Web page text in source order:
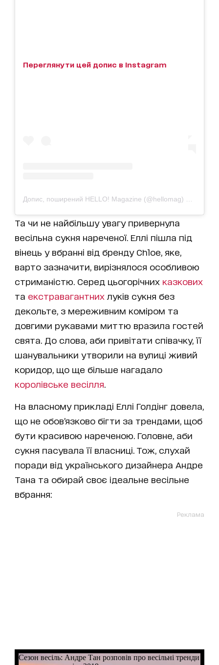
Переглянути цей допис в Instagram
Допис, поширений HELLO! Magazine (@hellomag)
Та чи не найбільшу увагу привернула
весільна сукня нареченої. Еллі пішла під
вінець у вбранні від бренду Chloe, яке,
варто зазначити, вирізнялося особливою
стриманістю. Серед цьогорічних казкових
та екстравагантних луків сукня без
декольте, з мереживним коміром та
довгими рукавами миттю вразила гостей
свята. До слова, аби привітати співачку, її
шанувальники утворили на вулиці живий
коридор, що ще більше нагадало
королівське весілля
На власному прикладі Еллі Голдінг довела,
що не обов’язково бігти за трендами, щоб
бути красивою нареченою. Головне, аби
сукня пасувала її власниці. Тож, слухай
поради від українського дизайнера Андре
Тана та обирай своє ідеальне весільне
вбрання:
Реклама